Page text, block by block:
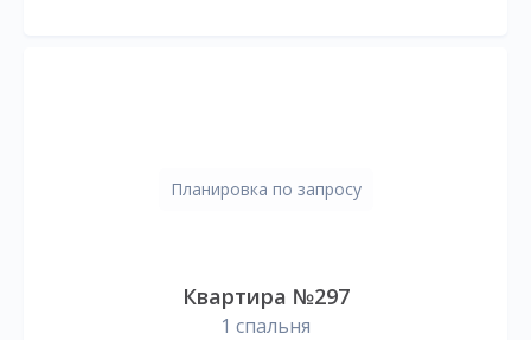
Планировка по запросу
Квартира №297
1 спальня